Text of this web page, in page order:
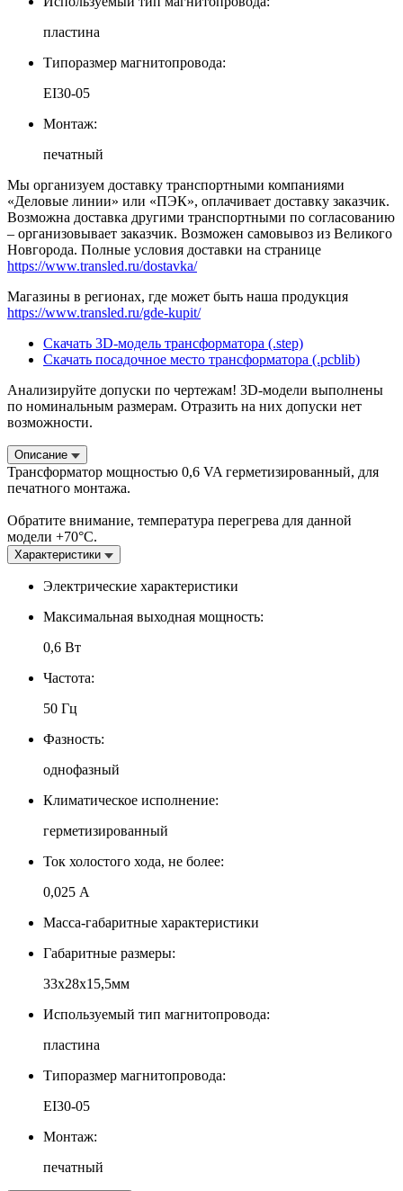
пластина
Типоразмер магнитопровода:
EI30-05
Монтаж:
печатный
Мы организуем доставку транспортными компаниями
«Деловые линии» или «ПЭК», оплачивает доставку заказчик.
Возможна доставка другими транспортными по согласованию
– организовывает заказчик. Возможен самовывоз из Великого
Новгорода. Полные условия доставки на странице
https://www.transled.ru/dostavka/
Магазины в регионах, где может быть наша продукция
https://www.transled.ru/gde-kupit/
Скачать 3D-модель трансформатора (.step)
Скачать посадочное место трансформатора (.pcblib)
Анализируйте допуски по чертежам! 3D-модели выполнены
по номинальным размерам. Отразить на них допуски нет
возможности.
Описание
Трансформатор мощностью 0,6 VA герметизированный, для
печатного монтажа.
Обратите внимание, температура перегрева для данной
модели +70°С.
Характеристики
Электрические характеристики
Максимальная выходная мощность:
0,6 Вт
Частота:
50 Гц
Фазность:
однофазный
Климатическое исполнение:
герметизированный
Ток холостого хода, не более:
0,025 А
Масса-габаритные характеристики
Габаритные размеры:
33х28х15,5мм
Используемый тип магнитопровода:
пластина
Типоразмер магнитопровода:
EI30-05
Монтаж:
печатный